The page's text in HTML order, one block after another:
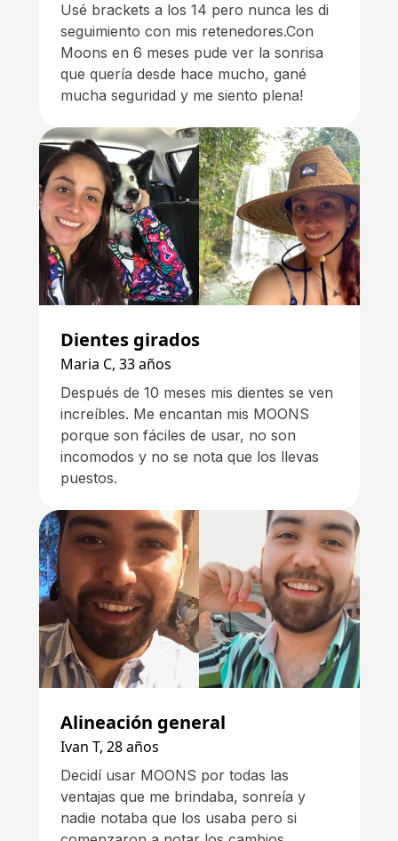
Usé brackets a los 14 pero nunca les di
seguimiento con mis retenedores.Con
Moons en 6 meses pude ver la sonrisa
que quería desde hace mucho, gané
mucha seguridad y me siento plena!
Dientes girados
Maria C, 33 años
Después de 10 meses mis dientes se ven
increíbles. Me encantan mis MOONS
porque son fáciles de usar, no son
incomodos y no se nota que los llevas
puestos.
Alineación general
Ivan T, 28 años
Decidí usar MOONS por todas las
ventajas que me brindaba, sonreía y
nadie notaba que los usaba pero si